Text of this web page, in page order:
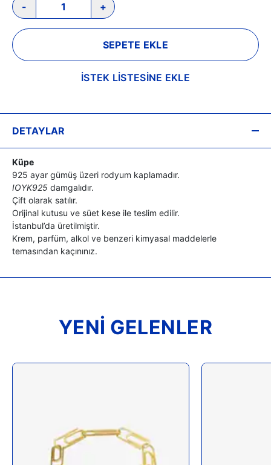
- +
SEPETE EKLE
İSTEK LİSTESİNE EKLE
DETAYLAR
Küpe
925 ayar gümüş üzeri rodyum kaplamadır.
IOYK925 damgalıdır.
Çift olarak satılır.
Orijinal kutusu ve süet kese ile teslim edilir.
İstanbul’da üretilmiştir.
Krem, parfüm, alkol ve benzeri kimyasal maddelerle
temasından kaçınınız.
YENİ GELENLER